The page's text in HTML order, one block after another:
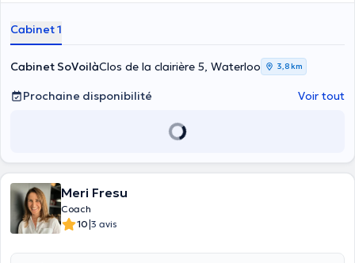
Cabinet 1
Cabinet SoVoilàClos de la clairière 5, Waterloo 3,8 km
Prochaine disponibilité Voir tout
Meri Fresu
Coach
10|3 avis